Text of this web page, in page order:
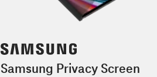
Samsung Privacy Screen